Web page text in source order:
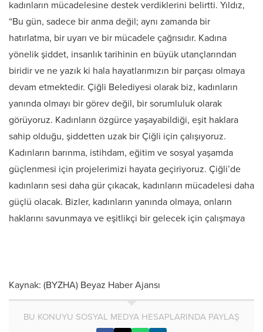
kadınların mücadelesine destek verdiklerini belirtti. Yıldız,
“Bu gün, sadece bir anma değil; aynı zamanda bir
hatırlatma, bir uyarı ve bir mücadele çağrısıdır. Kadına
yönelik şiddet, insanlık tarihinin en büyük utançlarından
biridir ve ne yazık ki hala hayatlarımızın bir parçası olmaya
devam etmektedir. Çiğli Belediyesi olarak biz, kadınların
yanında olmayı bir görev değil, bir sorumluluk olarak
görüyoruz. Kadınların özgürce yaşayabildiği, eşit haklara
sahip olduğu, şiddetten uzak bir Çiğli için çalışıyoruz.
Kadınların barınma, istihdam, eğitim ve sosyal yaşamda
güçlenmesi için projelerimizi hayata geçiriyoruz. Çiğli’de
kadınların sesi daha gür çıkacak, kadınların mücadelesi daha
güçlü olacak. Bizler, kadınların yanında olmaya, onların
haklarını savunmaya ve eşitlikçi bir gelecek için çalışmaya
Kaynak: (BYZHA) Beyaz Haber Ajansı
BU KONUYU SOSYAL MEDYA HESAPLARINDA PAYLAŞ